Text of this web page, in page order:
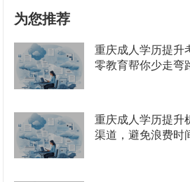
为您推荐
重庆成人学历提升
零教育帮你少走弯
重庆成人学历提升
渠道，避免浪费时